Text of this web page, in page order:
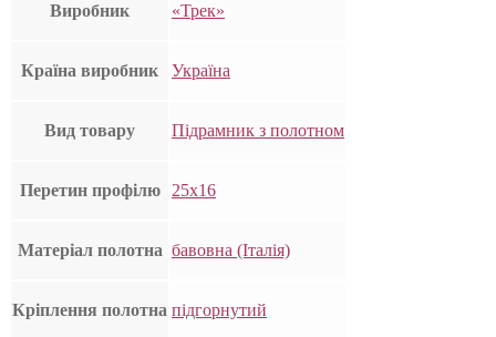
Виробник «Трек»
Країна виробник Україна
Вид товару Підрамник з полотном
Перетин профілю 25х16
Матеріал полотна бавовна (Італія)
Кріплення полотна підгорнутий